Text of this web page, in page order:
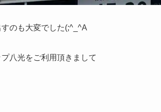
のも大変でした(;^_^A
八光をご利用頂きまして